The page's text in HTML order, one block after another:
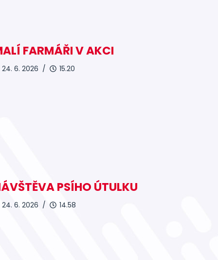
FARMÁŘI V AKCI
24. 6. 2026 / 15.20
PSÍHO ÚTULKU
24. 6. 2026 / 14.58